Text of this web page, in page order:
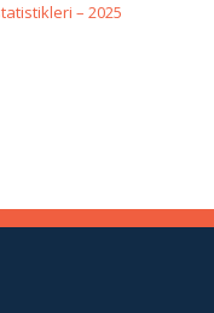
– 2025